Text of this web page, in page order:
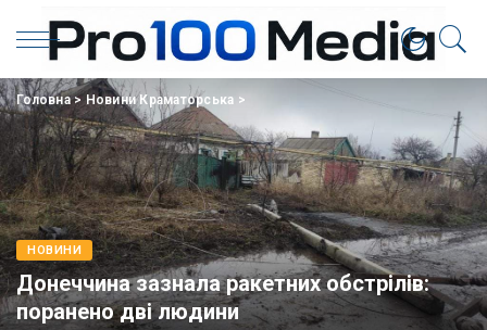
Головна> Новини Краматорська >
НОВИНИ
Донеччина зазнала ракетних обстрілів:
поранено дві людини